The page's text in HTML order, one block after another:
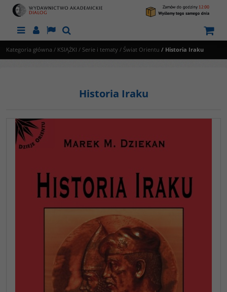
MenuPanelLangSzukaj
Kategoria główna / KSIĄŻKI / Serie i tematy / Świat Orientu / Historia Iraku
Historia Iraku